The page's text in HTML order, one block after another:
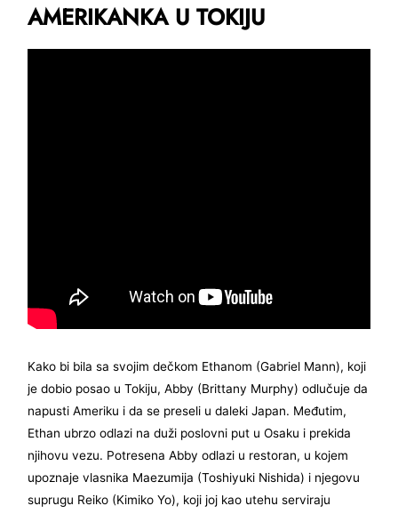
AMERIKANKA U TOKIJU
Kako bi bila sa svojim dečkom Ethanom (Gabriel Mann), koji
je dobio posao u Tokiju, Abby (Brittany Murphy) odlučuje da
napusti Ameriku i da se preseli u daleki Japan. Međutim,
Ethan ubrzo odlazi na duži poslovni put u Osaku i prekida
njihovu vezu. Potresena Abby odlazi u restoran, u kojem
upoznaje vlasnika Maezumija (Toshiyuki Nishida) i njegovu
suprugu Reiko (Kimiko Yo), koji joj kao utehu serviraju